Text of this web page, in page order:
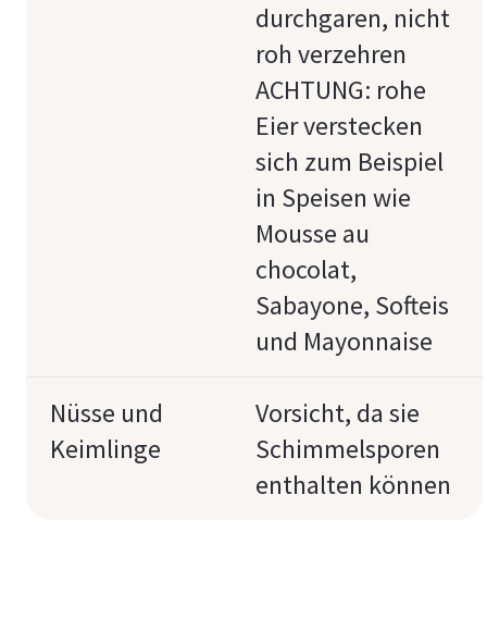
durchgaren, nicht
roh verzehren
ACHTUNG: rohe
Eier verstecken
sich zum Beispiel
in Speisen wie
Mousse au
chocolat,
Sabayone, Softeis
und Mayonnaise
Nüsse und
Keimlinge
Vorsicht, da sie
Schimmelsporen
enthalten können